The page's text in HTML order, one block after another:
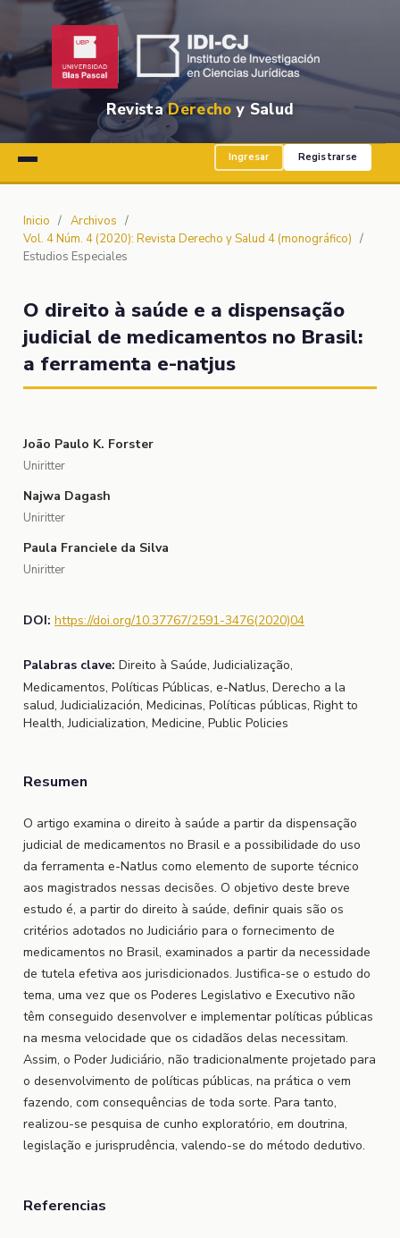
RevistaDerecho y Salud
Ingresar Registrarse
Inicio / Archivos /
Vol. 4 Núm. 4 (2020): Revista Derecho y Salud 4 (monográfico) /
Estudios Especiales
O direito à saúde e a dispensação
judicial de medicamentos no Brasil:
a ferramenta e-natjus
João Paulo K. Forster
Uniritter
Najwa Dagash
Uniritter
Paula Franciele da Silva
Uniritter
DOI: https://doi.org/10.37767/2591-3476(2020)04
Palabras clave: Direito à Saúde, Judicialização,
Medicamentos, Políticas Públicas, e-NatJus, Derecho a la
salud, Judicialización, Medicinas, Políticas públicas, Right to
Health, Judicialization, Medicine, Public Policies
Resumen
O artigo examina o direito à saúde a partir da dispensação
judicial de medicamentos no Brasil e a possibilidade do uso
da ferramenta e-NatJus como elemento de suporte técnico
aos magistrados nessas decisões. O objetivo deste breve
estudo é, a partir do direito à saúde, definir quais são os
critérios adotados no Judiciário para o fornecimento de
medicamentos no Brasil, examinados a partir da necessidade
de tutela efetiva aos jurisdicionados. Justifica-se o estudo do
tema, uma vez que os Poderes Legislativo e Executivo não
têm conseguido desenvolver e implementar políticas públicas
na mesma velocidade que os cidadãos delas necessitam.
Assim, o Poder Judiciário, não tradicionalmente projetado para
o desenvolvimento de políticas públicas, na prática o vem
fazendo, com consequências de toda sorte. Para tanto,
realizou-se pesquisa de cunho exploratório, em doutrina,
legislação e jurisprudência, valendo-se do método dedutivo.
Referencias